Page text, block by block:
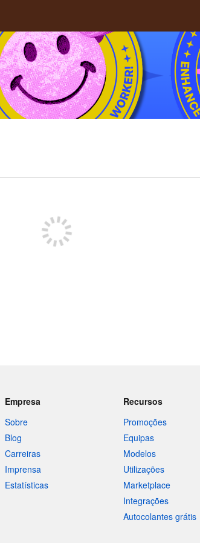
Empresa
Sobre
Blog
Carreiras
Imprensa
Estatísticas
Recursos
Promoções
Equipas
Modelos
Utilizações
Marketplace
Integrações
Autocolantes grátis